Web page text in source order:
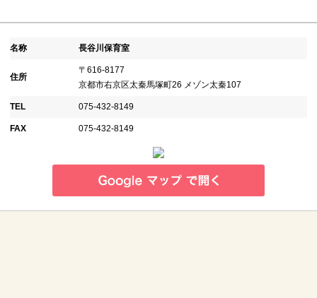
名称 長谷川保育室
住所
〒616-8177
京都市右京区太秦馬塚町26 メゾン太秦107
TEL 075-432-8149
FAX 075-432-8149